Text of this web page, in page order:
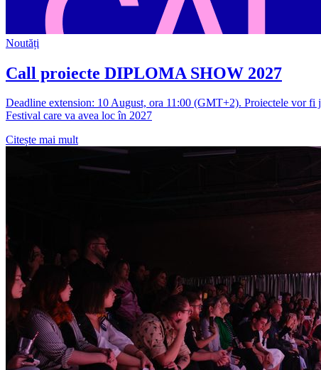
Noutăți
Call proiecte DIPLOMA SHOW 2027
Deadline extension: 10 August, ora 11:00 (GMT+2). Proiectele vor
Festival care va avea loc în 2027
Citește mai mult